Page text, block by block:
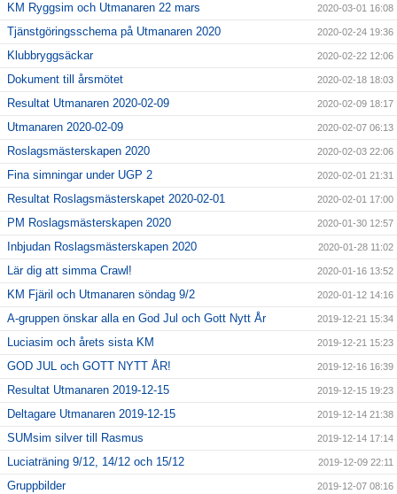
KM Ryggsim och Utmanaren 22 mars 2020-03-01 16:08
Tjänstgöringsschema på Utmanaren 2020 2020-02-24 19:36
Klubbryggsäckar 2020-02-22 12:06
Dokument till årsmötet 2020-02-18 18:03
Resultat Utmanaren 2020-02-09 2020-02-09 18:17
Utmanaren 2020-02-09 2020-02-07 06:13
Roslagsmästerskapen 2020 2020-02-03 22:06
Fina simningar under UGP 2 2020-02-01 21:31
Resultat Roslagsmästerskapet 2020-02-01 2020-02-01 17:00
PM Roslagsmästerskapen 2020 2020-01-30 12:57
Inbjudan Roslagsmästerskapen 2020 2020-01-28 11:02
Lär dig att simma Crawl! 2020-01-16 13:52
KM Fjäril och Utmanaren söndag 9/2 2020-01-12 14:16
A-gruppen önskar alla en God Jul och Gott Nytt År 2019-12-21 15:34
Luciasim och årets sista KM 2019-12-21 15:23
GOD JUL och GOTT NYTT ÅR! 2019-12-16 16:39
Resultat Utmanaren 2019-12-15 2019-12-15 19:23
Deltagare Utmanaren 2019-12-15 2019-12-14 21:38
SUMsim silver till Rasmus 2019-12-14 17:14
Luciaträning 9/12, 14/12 och 15/12 2019-12-09 22:11
Gruppbilder 2019-12-07 08:16